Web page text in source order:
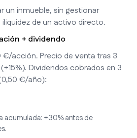
un inmueble, sin gestionar
de un activo directo.
+ dividendo
€/acción. Precio de venta tras 3
Dividendos cobrados en 3
€/año):
acumulada: +30% antes de